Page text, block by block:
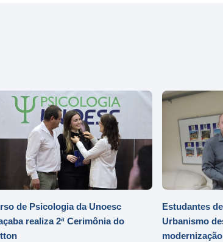
de Psicologia da Unoesc
realiza 2ª Cerimônia do
Estudantes
Urbanismo